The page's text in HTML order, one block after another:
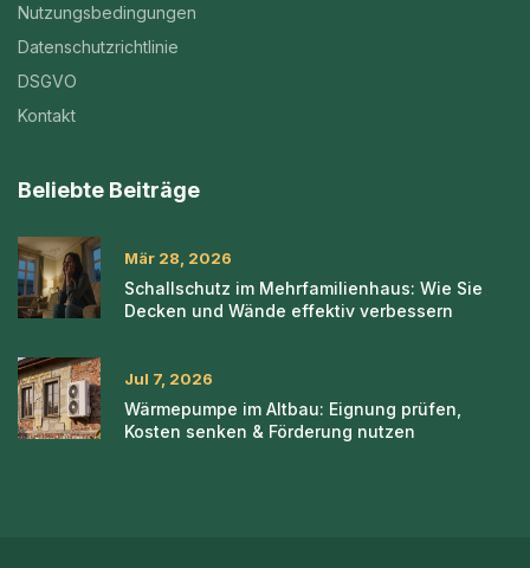
Nutzungsbedingungen
Datenschutzrichtlinie
DSGVO
Kontakt
Beliebte Beiträge
Mär 28, 2026
Schallschutz im Mehrfamilienhaus: Wie Sie
Decken und Wände effektiv verbessern
Jul 7, 2026
Wärmepumpe im Altbau: Eignung prüfen,
Kosten senken & Förderung nutzen